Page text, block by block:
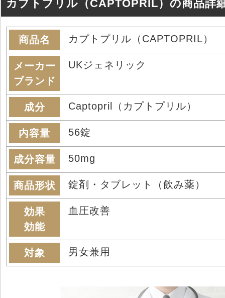
カプトプリル（CAPTOPRIL）の商品詳
商品名 カプトプリル（CAPTOPRIL）
メーカー
ブランド
UKジェネリック
成分 Captopril（カプトプリル）
内容量 56錠
成分容量 50mg
商品形状 錠剤・タブレット（飲み薬）
効果
効能
血圧改善
対象 男女兼用